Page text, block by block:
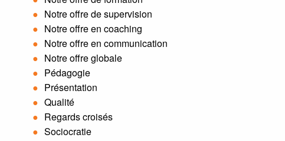
Notre offre de supervision
Notre offre en coaching
Notre offre en communication
Notre offre globale
Pédagogie
Présentation
Qualité
Regards croisés
Sociocratie